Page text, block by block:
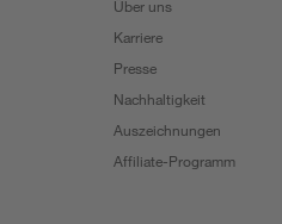
Über uns
Karriere
Presse
Nachhaltigkeit
Auszeichnungen
Affiliate-Programm